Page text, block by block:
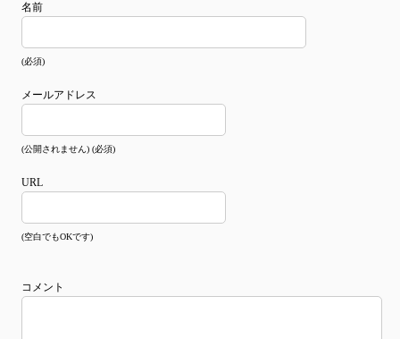
名前
(必須)
メールアドレス
(公開されません) (必須)
URL
(空白でもOKです)
コメント